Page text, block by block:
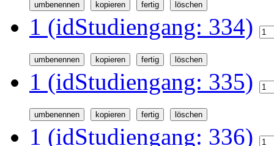
1 (idStudiengang: 334)
1 (idStudiengang: 335)
1 (idStudiengang: 336)